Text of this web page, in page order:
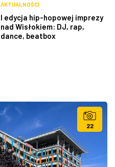
AKTUALNOŚCI
I edycja hip-hopowej imprezy
nad Wisłokiem: DJ, rap,
dance, beatbox
22